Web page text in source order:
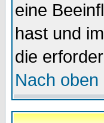
eine
hast und
die
Nach oben